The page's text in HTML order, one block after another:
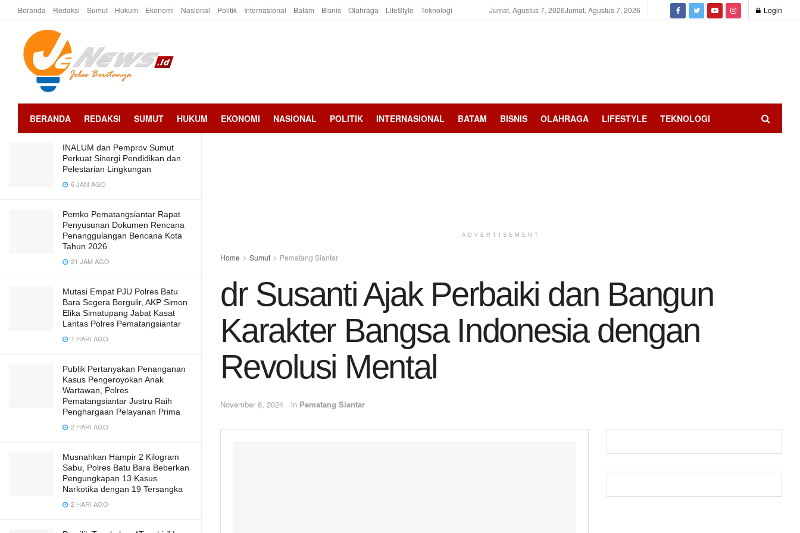
LATEST TRENDING
dr Susanti Ajak Perbaiki dan Bangun
Karakter Bangsa Indonesia dengan
Revolusi Mental
INALUM dan Pemprov Sumut
Perkuat Sinergi Pendidikan dan
Pelestarian Lingkungan
6 JAM AGO
Pemko Pematangsiantar Rapat
Penyusunan Dokumen Rencana
Penanggulangan Bencana Kota
Tahun 2026
21 JAM AGO
Mutasi Empat PJU Polres Batu
Bara Segera Bergulir, AKP Simon
Elika Simatupang Jabat Kasat
Lantas Polres Pematangsiantar
1 HARI AGO
Publik Pertanyakan Penanganan
Kasus Pengeroyokan Anak
Wartawan, Polres
Pematangsiantar Justru Raih
Penghargaan Pelayanan Prima
2 HARI AGO
Musnahkan Hampir 2 Kilogram
Sabu, Polres Batu Bara Beberkan
Pengungkapan 13 Kasus
Narkotika dengan 19 Tersangka
2 HARI AGO
Beranda Redaksi Sumut Hukum Ekonomi Nasional Politik Internasional Batam Bisnis Olahraga LifeStyle Teknologi Jumat, Agustus 7, 2026Jumat, Agustus 7, 2026 Login
BERANDA REDAKSI SUMUT HUKUM EKONOMI NASIONAL POLITIK INTERNASIONAL BATAM BISNIS OLAHRAGA LIFESTYLE TEKNOLOGI
ADVERTISEMENT
Home Sumut Pematang Siantar
dr Susanti Ajak Perbaiki dan Bangun
Karakter Bangsa Indonesia dengan
Revolusi Mental
November 8, 2024 in Pematang Siantar